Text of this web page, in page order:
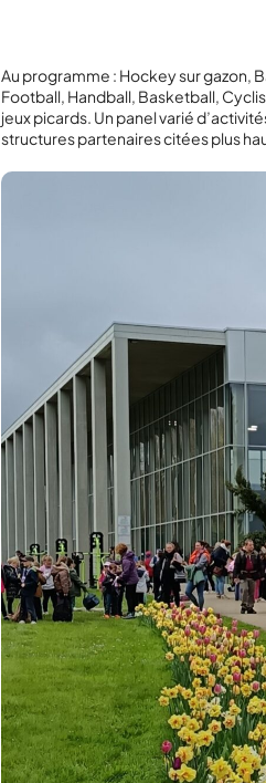
Au programme : Hockey sur gazon,
Football, Handball, Basketball,
jeux picards. Un panel varié
structures partenaires citées plus